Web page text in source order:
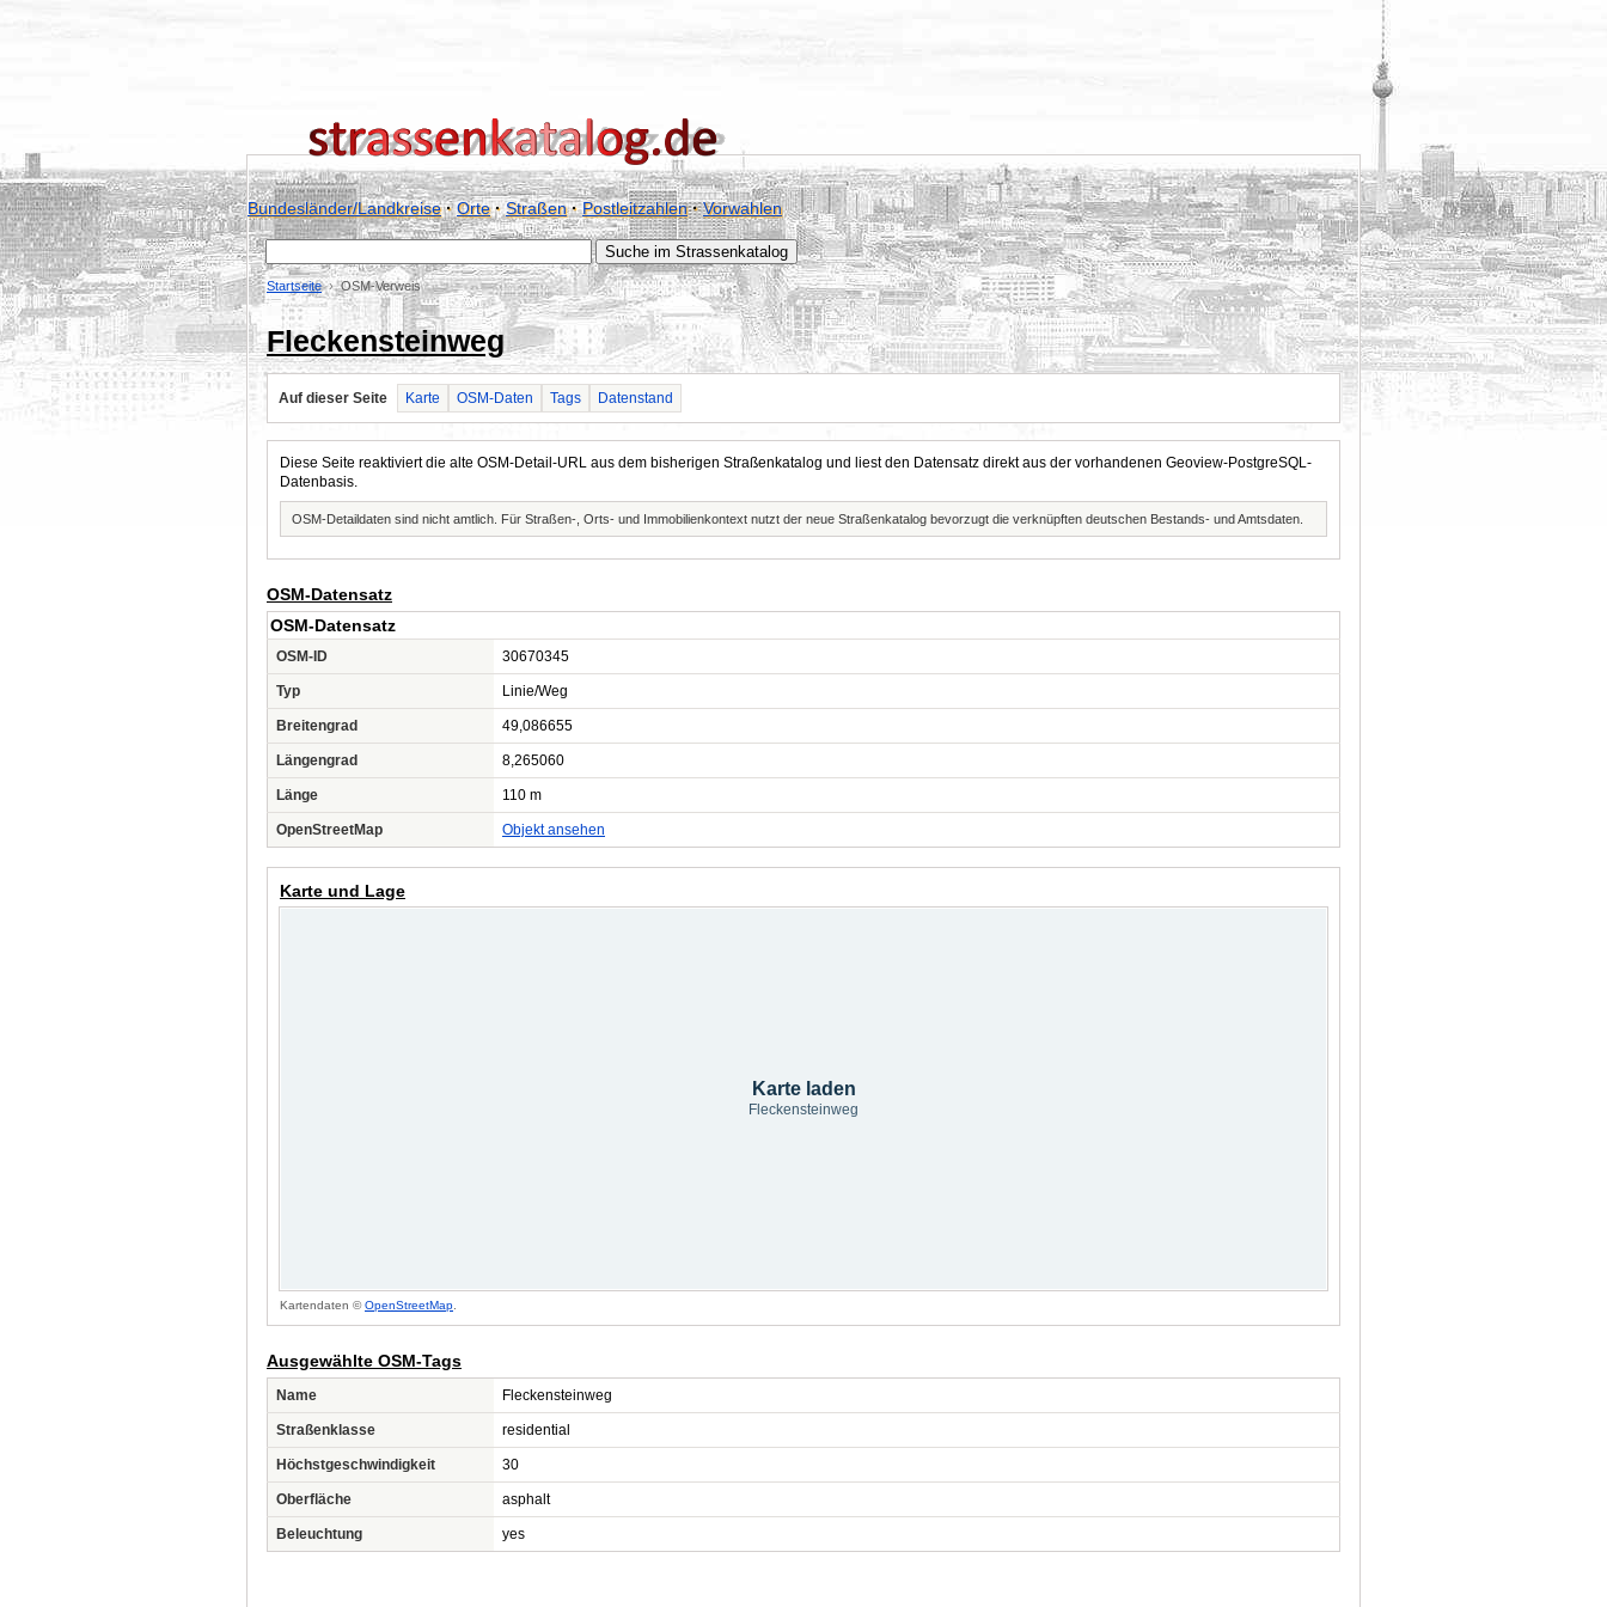
Bundesländer/Landkreise·Orte·Straßen·Postleitzahlen·Vorwahlen
Startseite OSM-Verweis
Fleckensteinweg
Auf dieser Seite Karte OSM-Daten Tags Datenstand
Diese Seite reaktiviert die alte OSM-Detail-URL aus dem bisherigen Straßenkatalog und liest den Datensatz direkt aus der vorhandenen Geoview-PostgreSQL-
Datenbasis.
OSM-Detaildaten sind nicht amtlich. Für Straßen-, Orts- und Immobilienkontext nutzt der neue Straßenkatalog bevorzugt die verknüpften deutschen Bestands- und Amtsdaten.
OSM-Datensatz
OSM-Datensatz
OSM-ID 30670345
Typ Linie/Weg
Breitengrad 49,086655
Längengrad 8,265060
Länge 110 m
OpenStreetMap Objekt ansehen
Karte und Lage
Karte laden
Fleckensteinweg
Kartendaten ©OpenStreetMap
Ausgewählte OSM-Tags
Name Fleckensteinweg
Straßenklasse residential
Höchstgeschwindigkeit 30
Oberfläche asphalt
Beleuchtung yes